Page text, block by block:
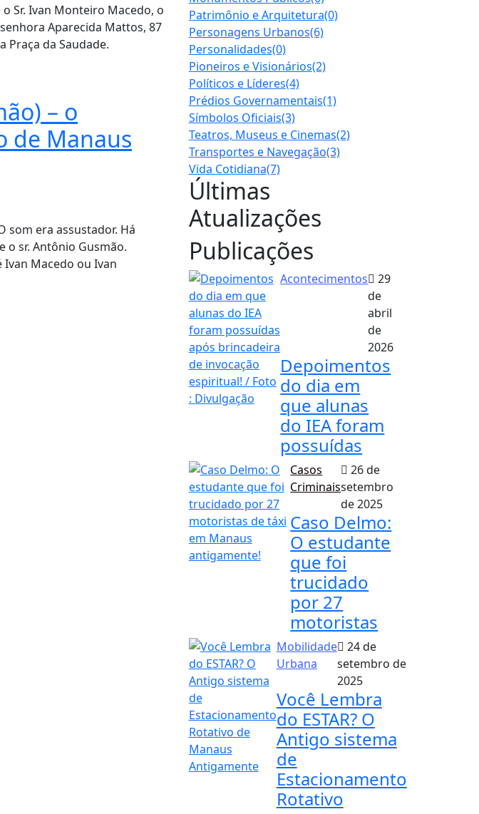
Sr. Ivan Monteiro Macedo, o
Aparecida Mattos, 87
Praça da Saudade.
– o
de Manaus
som era assustador. Há
sr. Antônio Gusmão.
Macedo ou Ivan
Patrimônio e Arquitetura(0)
Personagens Urbanos(6)
Personalidades(0)
Pioneiros e Visionários(2)
Políticos e Líderes(4)
Prédios Governamentais(1)
Símbolos Oficiais(3)
Teatros, Museus e Cinemas(2)
Transportes e Navegação(3)
Vida Cotidiana(7)
Últimas
Atualizações
Publicações
Acontecimentos
29
de
abril
de
2026
Depoimentos
do dia em
que alunas
do IEA foram
possuídas
Casos
Criminais
26 de
setembro
de 2025
Caso Delmo:
O estudante
que foi
trucidado
por 27
motoristas
Mobilidade
Urbana
24 de
setembro de
2025
Você Lembra
do ESTAR? O
Antigo sistema
de
Estacionamento
Rotativo